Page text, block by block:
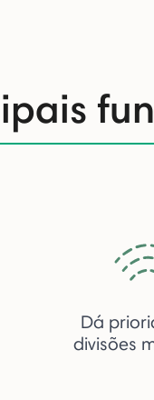
Dá
divisões